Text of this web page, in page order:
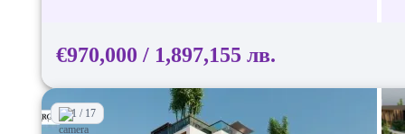
€970,000 / 1,897,155 лв.
1 / 17